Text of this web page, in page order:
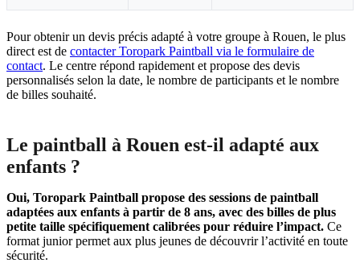
Pour obtenir un devis précis adapté à votre groupe à Rouen, le plus
direct est de contacter Toropark Paintball via le formulaire de
contact. Le centre répond rapidement et propose des devis
personnalisés selon la date, le nombre de participants et le nombre
de billes souhaité.
Le paintball à Rouen est-il adapté aux
enfants ?
Oui, Toropark Paintball propose des sessions de paintball
adaptées aux enfants à partir de 8 ans, avec des billes de plus
petite taille spécifiquement calibrées pour réduire l’impact. Ce
format junior permet aux plus jeunes de découvrir l’activité en toute
sécurité.